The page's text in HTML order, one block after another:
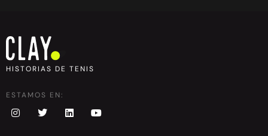
HISTORIAS DE TENIS
ESTAMOS EN: